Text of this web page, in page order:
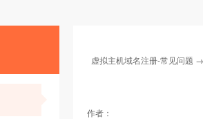
虚拟主机域名注册-常见问题
作者：